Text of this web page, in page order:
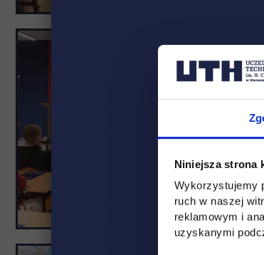
Niniejsza strona
Wykorzystujemy
ruch w naszej
reklamowym i
uzyskanymi